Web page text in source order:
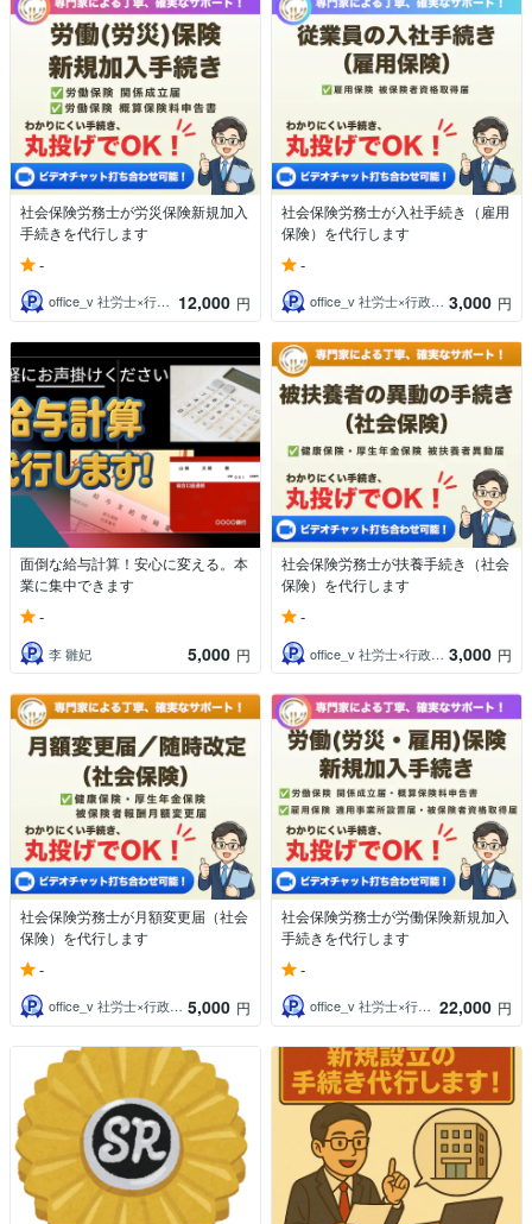
社会保険労務士が労災保険新規加入
手続きを代行します
-
office_v 社労士×行政書士×AI 12,000 円
社会保険労務士が入社手続き（雇用
保険）を代行します
-
office_v 社労士×行政書士×AI 3,000 円
面倒な給与計算！安心に変える。本
業に集中できます
-
李 雛妃 5,000 円
社会保険労務士が扶養手続き（社会
保険）を代行します
-
office_v 社労士×行政書士×AI 3,000 円
社会保険労務士が月額変更届（社会
保険）を代行します
-
office_v 社労士×行政書士×AI 5,000 円
社会保険労務士が労働保険新規加入
手続きを代行します
-
office_v 社労士×行政書士×AI 22,000 円